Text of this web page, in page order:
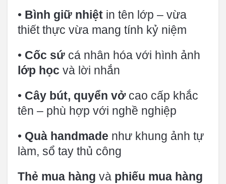
• Bình giữ nhiệt in tên lớp – vừa
thiết thực vừa mang tính kỷ niệm
• Cốc sứ cá nhân hóa với hình ảnh
lớp học và lời nhắn
• Cây bút, quyển vởcao cấp khắc
tên – phù hợp với nghề nghiệp
• Quà handmade như khung ảnh tự
làm, sổ tay thủ công
Thẻ mua hàng và phiếu mua hàng